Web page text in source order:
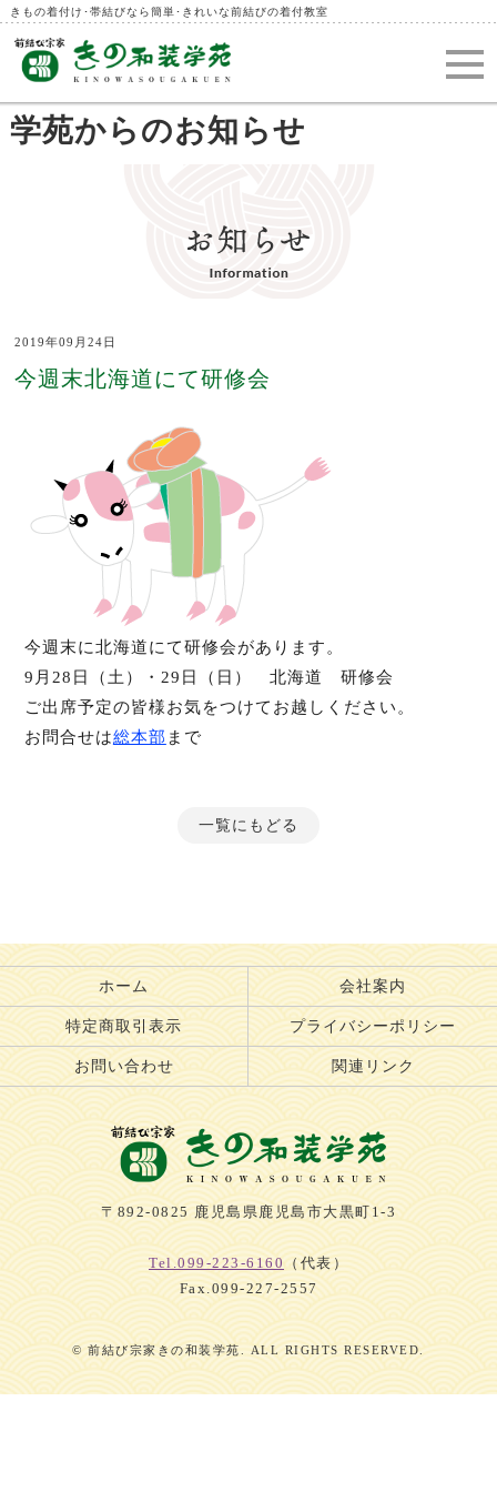
きもの着付け･帯結びなら簡単･きれいな前結びの着付教室
学苑からのお知らせ
2019年09月24日
今週末北海道にて研修会
今週末に北海道にて研修会があります。
9月28日（土）・29日（日） 北海道 研修会
ご出席予定の皆様お気をつけてお越しください。
お問合せは総本部 まで
一覧にもどる
ホーム 会社案内
特定商取引表示 プライバシーポリシー
お問い合わせ 関連リンク
〒892-0825 鹿児島県鹿児島市大黒町1-3
Tel.099-223-6160（代表）
Fax.099-227-2557
© 前結び宗家きの和装学苑. ALL RIGHTS RESERVED.